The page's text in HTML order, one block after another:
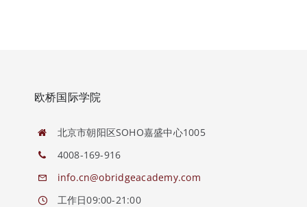
欧桥国际学院
北京市朝阳区SOHO嘉盛中心1005
4008-169-916
info.cn@obridgeacademy.com
工作日09:00-21:00